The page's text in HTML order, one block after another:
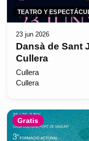
TEATRO Y
23 jun 2026
Dansà de Sant
Cullera
Cullera
Cullera
Gratis